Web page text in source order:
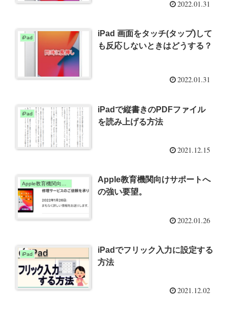
2022.01.31
iPad
iPad 画面をタッチ(タップ)して
も反応しないときはどうする？
2022.01.31
iPad
iPadで縦書きのPDFファイル
を読み上げる方法
2021.12.15
Apple教育機関向けサポート
Apple教育機関向けサポートへ
の強い要望。
2022.01.26
iPad
iPadでフリック入力に設定する
方法
2021.12.02